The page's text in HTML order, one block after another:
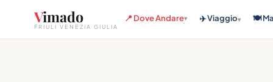
Vimado
FRIULI VENEZIA GIULIA
📍 Dove Andare▾ ✈️ Viaggio▾ 🍽️